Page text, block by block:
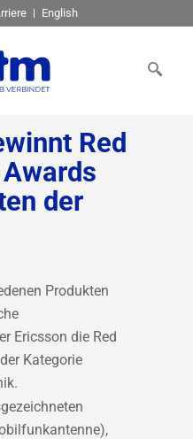
English
Red
der
Produkten
Ericsson die Red
Kategorie